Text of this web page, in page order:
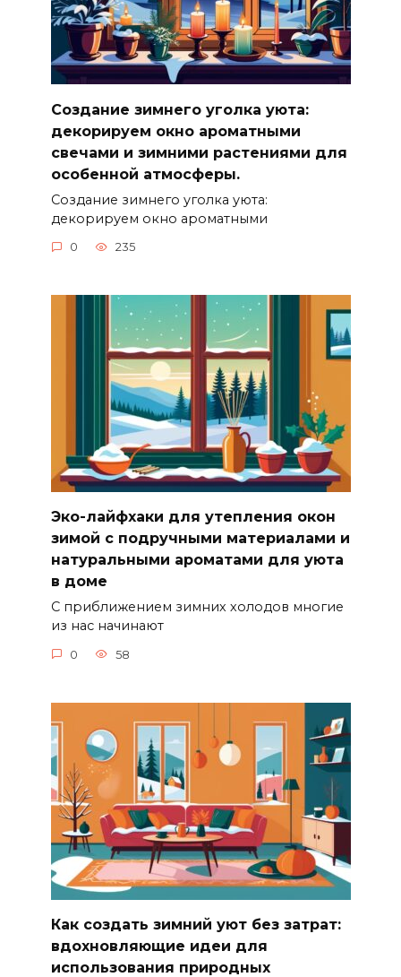
Создание зимнего уголка уюта:
декорируем окно ароматными
свечами и зимними растениями для
особенной атмосферы.
Создание зимнего уголка уюта:
декорируем окно ароматными
0 235
Эко-лайфхаки для утепления окон
зимой с подручными материалами и
натуральными ароматами для уюта
в доме
С приближением зимних холодов многие
из нас начинают
0 58
Как создать зимний уют без затрат:
вдохновляющие идеи для
использования природных